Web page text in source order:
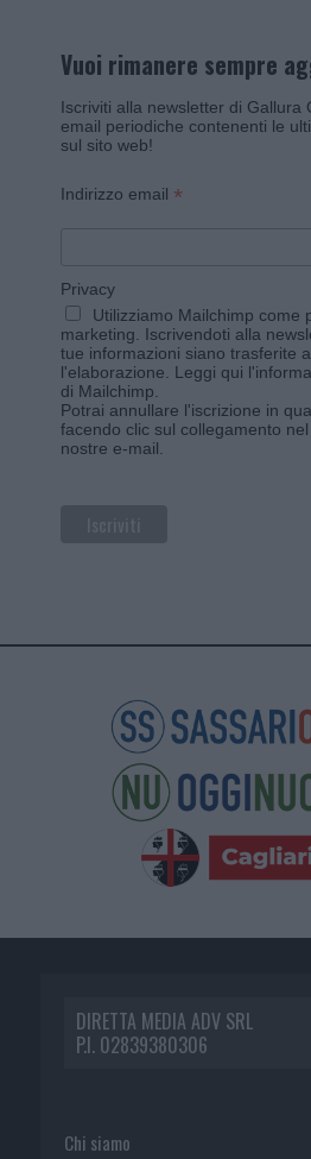
Vuoi rimanere sempre
Iscriviti alla newsletter di Gallura
email periodiche contenenti le
sul sito web!
Indirizzo email *
Privacy
Utilizziamo Mailchimp come
marketing. Iscrivendoti alla
tue informazioni siano trasferite
l'elaborazione. Leggi qui
di Mailchimp
Potrai annullare l'iscrizione in
facendo clic sul collegamento
nostre e-mail.
DIRETTA MEDIA ADV SRL
P.I. 02839380306
Chi siamo